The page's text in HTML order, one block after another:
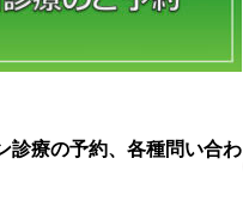
診療の予約、各種問い合わ